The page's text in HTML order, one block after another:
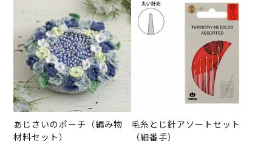
あじさいのポーチ（編み物
材料セット）
毛糸とじ針アソートセット
（細番手）